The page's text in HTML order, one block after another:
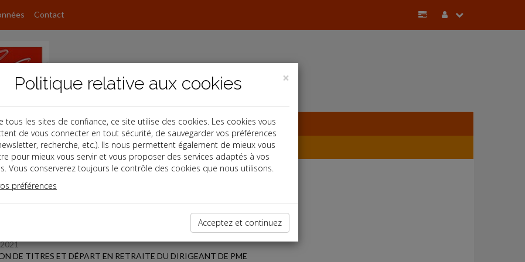
Contact
dernières dépêches
DE TITRES ET DÉPART EN RETRAITE DU DIRIGEANT DE PME
×
Politique relative aux cookies
tous les sites de confiance, ce site utilise des cookies. Les cookies vous
de vous connecter en tout sécurité, de sauvegarder vos préférences
recherche, etc.). Ils nous permettent également de mieux vous
pour mieux vous servir et vous proposer des services adaptés à vos
Vous conserverez toujours le contrôle des cookies que nous utilisons.
préférences
Acceptez et continuez